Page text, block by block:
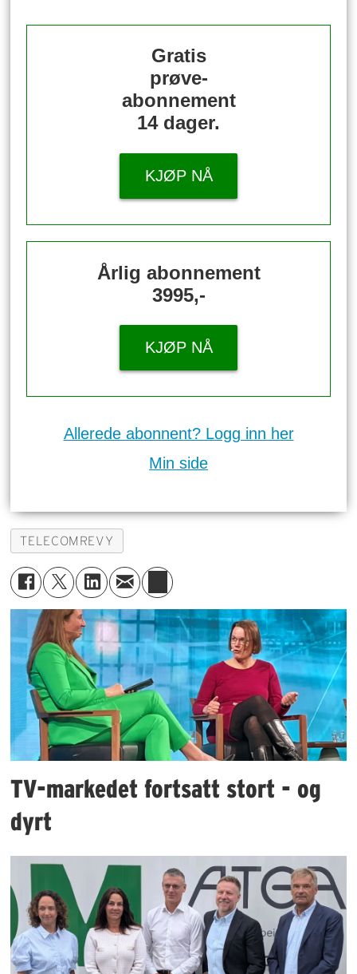
Gratis
prøve-
abonnement
14 dager.
KJØP NÅ
Årlig abonnement
3995,-
KJØP NÅ
Allerede abonnent? Logg inn her
Min side
TELECOMREVY
TV-markedet fortsatt stort - og
dyrt